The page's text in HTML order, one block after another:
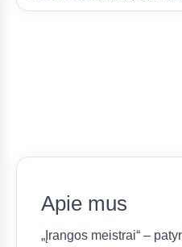
Apie mus
„Įrangos meistrai“ –